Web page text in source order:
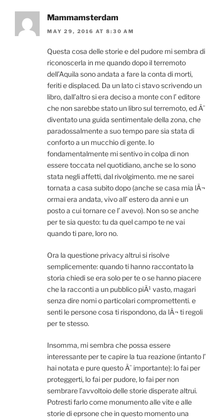
Mammamsterdam
MAY 29, 2016 AT 8:30 AM
Questa cosa delle storie e del pudore mi sembra di
riconoscerla in me quando dopo il terremoto
dell’Aquila sono andata a fare la conta di morti,
feriti e displaced. Da un lato ci stavo scrivendo un
libro, dall’altro si era deciso a monte con l’ editore
che non sarebbe stato un libro sul terremoto, ed Ã¨
diventato una guida sentimentale della zona, che
paradossalmente a suo tempo pare sia stata di
conforto a un mucchio di gente. Io
fondamentalmente mi sentivo in colpa di non
essere toccata nel quotidiano, anche se lo sono
stata negli affetti, dal rivolgimento. me ne sarei
tornata a casa subito dopo (anche se casa mia lÃ¬
ormai era andata, vivo all’ estero da anni e un
posto a cui tornare ce l’ avevo). Non so se anche
per te sia questo: tu da quel campo te ne vai
quando ti pare, loro no.
Ora la questione privacy altrui si risolve
semplicemente: quando ti hanno raccontato la
storia chiedi se era solo per te o se hanno piacere
che la racconti a un pubblico piÃ¹ vasto, magari
senza dire nomi o particolari compromettenti. e
senti le persone cosa ti rispondono, da lÃ¬ ti regoli
per te stesso.
Insomma, mi sembra che possa essere
interessante per te capire la tua reazione (intanto l’
hai notata e pure questo Ã¨ importante): lo fai per
proteggerti, lo fai per pudore, lo fai per non
sembrare l’avvoltoio delle storie disperate altrui.
Potresti farlo come monumento alle vite e alle
storie di eprsone che in questo momento una